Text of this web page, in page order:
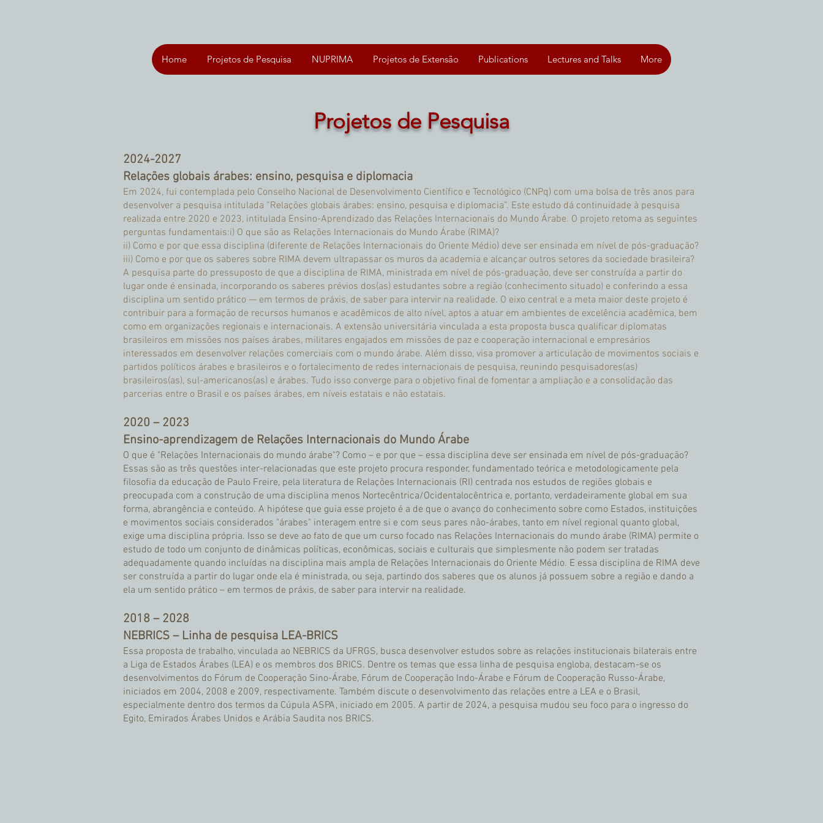
Home Projetos de Pesquisa NUPRIMA Projetos de Extensão Publications Lectures and Talks More
Projetos de Pesquisa
2024-2027
Relações globais árabes: ensino, pesquisa e diplomacia
Em 2024, fui contemplada pelo Conselho Nacional de Desenvolvimento Científico e Tecnológico (CNPq) com uma bolsa de três anos para
desenvolver a pesquisa intitulada “Relações globais árabes: ensino, pesquisa e diplomacia”. Este estudo dá continuidade à pesquisa
realizada entre 2020 e 2023, intitulada Ensino-Aprendizado das Relações Internacionais do Mundo Árabe. O projeto retoma as seguintes
perguntas fundamentais:i) O que são as Relações Internacionais do Mundo Árabe (RIMA)?
ii) Como e por que essa disciplina (diferente de Relações Internacionais do Oriente Médio) deve ser ensinada em nível de pós-graduação?
iii) Como e por que os saberes sobre RIMA devem ultrapassar os muros da academia e alcançar outros setores da sociedade brasileira?
A pesquisa parte do pressuposto de que a disciplina de RIMA, ministrada em nível de pós-graduação, deve ser construída a partir do
lugar onde é ensinada, incorporando os saberes prévios dos(as) estudantes sobre a região (conhecimento situado) e conferindo a essa
disciplina um sentido prático — em termos de práxis, de saber para intervir na realidade. O eixo central e a meta maior deste projeto é
contribuir para a formação de recursos humanos e acadêmicos de alto nível, aptos a atuar em ambientes de excelência acadêmica, bem
como em organizações regionais e internacionais. A extensão universitária vinculada a esta proposta busca qualificar diplomatas
brasileiros em missões nos países árabes, militares engajados em missões de paz e cooperação internacional e empresários
interessados em desenvolver relações comerciais com o mundo árabe. Além disso, visa promover a articulação de movimentos sociais e
partidos políticos árabes e brasileiros e o fortalecimento de redes internacionais de pesquisa, reunindo pesquisadores(as)
brasileiros(as), sul-americanos(as) e árabes. Tudo isso converge para o objetivo final de fomentar a ampliação e a consolidação das
parcerias entre o Brasil e os países árabes, em níveis estatais e não estatais.
2020 – 2023
​Ensino-aprendizagem de Relações Internacionais do Mundo Árabe
​O que é "Relações Internacionais do mundo árabe"? Como – e por que – essa disciplina deve ser ensinada em nível de pós-graduação?
Essas são as três questões inter-relacionadas que este projeto procura responder, fundamentado teórica e metodologicamente pela
filosofia da educação de Paulo Freire, pela literatura de Relações Internacionais (RI) centrada nos estudos de regiões globais e
preocupada com a construção de uma disciplina menos Nortecêntrica/Ocidentalocêntrica e, portanto, verdadeiramente global em sua
forma, abrangência e conteúdo. A hipótese que guia esse projeto é a de que o avanço do conhecimento sobre como Estados, instituições
e movimentos sociais considerados "árabes" interagem entre si e com seus pares não-árabes, tanto em nível regional quanto global,
exige uma disciplina própria. Isso se deve ao fato de que um curso focado nas Relações Internacionais do mundo árabe (RIMA) permite o
estudo de todo um conjunto de dinâmicas políticas, econômicas, sociais e culturais que simplesmente não podem ser tratadas
adequadamente quando incluídas na disciplina mais ampla de Relações Internacionais do Oriente Médio. E essa disciplina de RIMA deve
ser construída a partir do lugar onde ela é ministrada, ou seja, partindo dos saberes que os alunos já possuem sobre a região e dando a
ela um sentido prático – em termos de práxis, de saber para intervir na realidade.
2018 – 2028
​NEBRICS – Linha de pesquisa LEA-BRICS
​Essa proposta de trabalho, vinculada ao NEBRICS da UFRGS, busca desenvolver estudos sobre as relações institucionais bilaterais entre
a Liga de Estados Árabes (LEA) e os membros dos BRICS. Dentre os temas que essa linha de pesquisa engloba, destacam-se os
desenvolvimentos do Fórum de Cooperação Sino-Árabe, Fórum de Cooperação Indo-Árabe e Fórum de Cooperação Russo-Árabe,
iniciados em 2004, 2008 e 2009, respectivamente. Também discute o desenvolvimento das relações entre a LEA e o Brasil,
especialmente dentro dos termos da Cúpula ASPA, iniciado em 2005. A partir de 2024, a pesquisa mudou seu foco para o ingresso do
Egito, Emirados Árabes Unidos e Arábia Saudita nos BRICS.